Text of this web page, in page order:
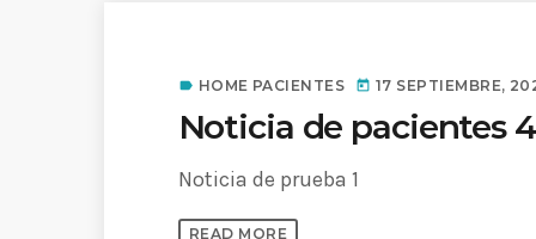
label HOME PACIENTES today 17 SEPTIEMBRE,
Noticia de pacientes 4
Noticia de prueba 1
READ MORE